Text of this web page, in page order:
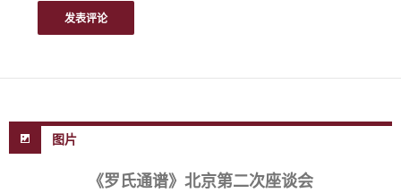
图片
《罗氏通谱》北京第二次座谈会